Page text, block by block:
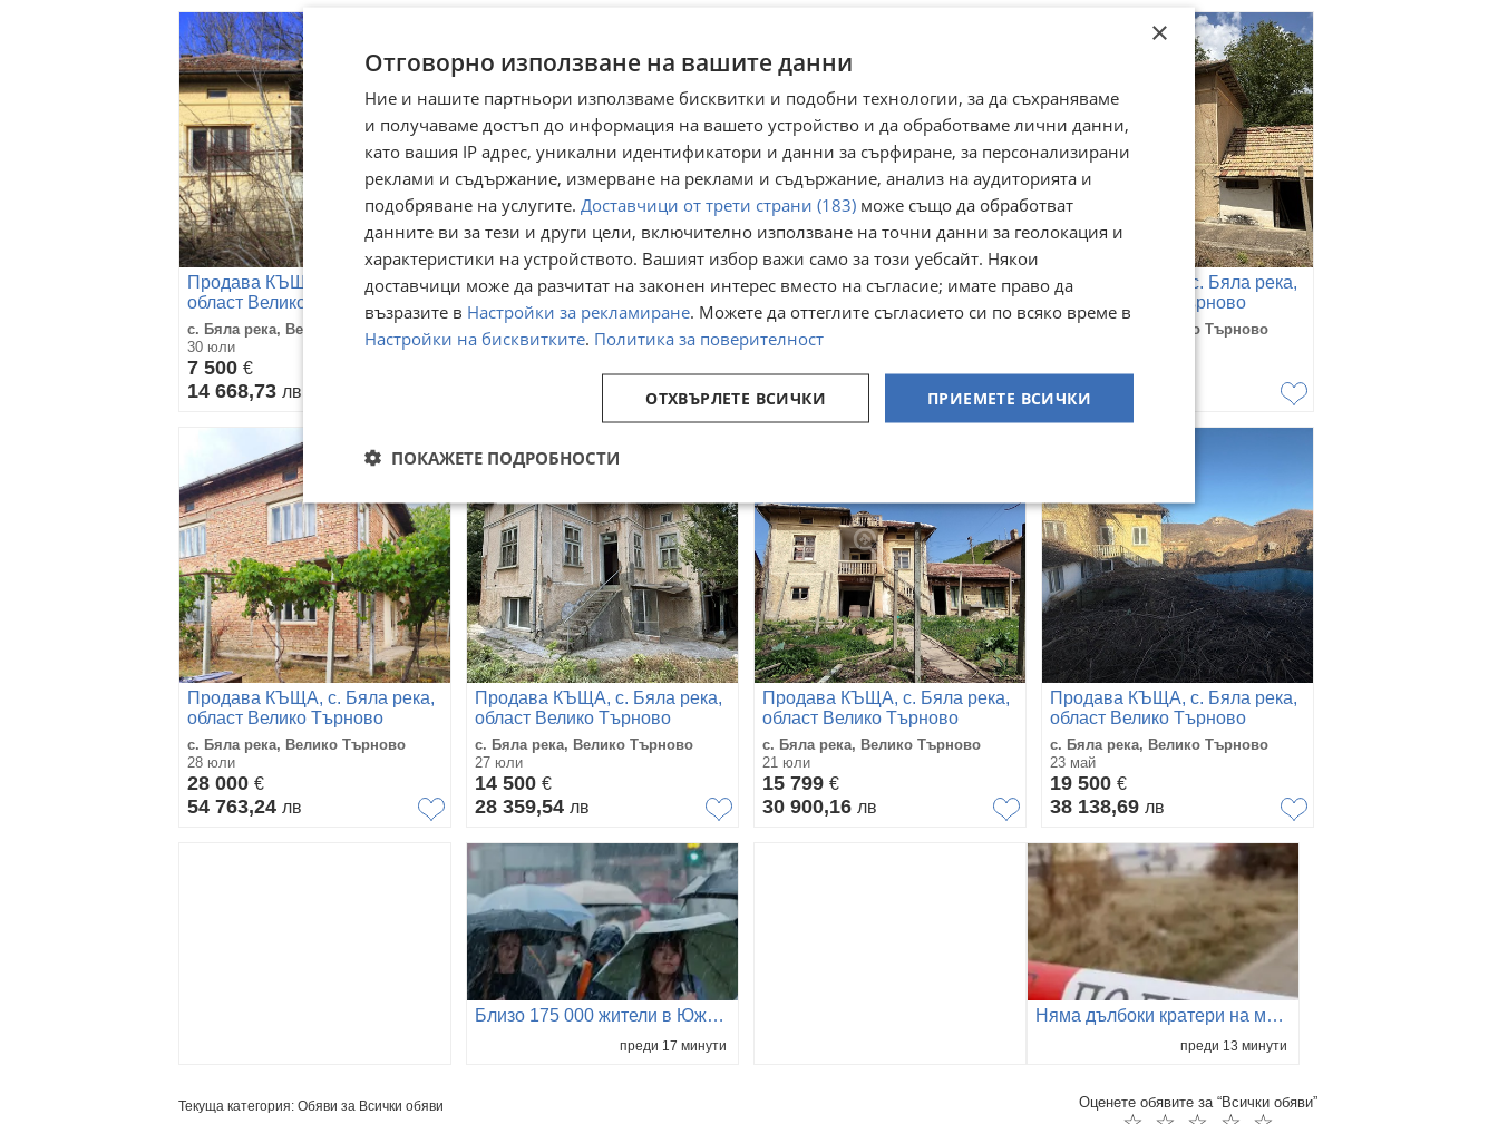
Продава КЪЩА, с. Бяла река,
област Велико Търново
с. Бяла река, Велико Търново
30 юли
7 500 €
14 668,73 лв
Продава КЪЩА, с. Бяла река,
област Велико Търново
с. Бяла река, Велико Търново
30 юли
Продава КЪЩА, с. Бяла река,
29 юли
7 000
13 690,81
Продава КЪЩА, с. Бяла река,
област Велико Търново
с. Бяла река, Велико Търново
22 000
43 028,26
Продава КЪЩА, с. Бяла река,
област Велико Търново
с. Бяла река, Велико Търново
28 юли
28 000 €
54 763,24 лв
Продава КЪЩА, с. Бяла река,
област Велико Търново
с. Бяла река, Велико Търново
27 юли
14 500 €
28 359,54 лв
Продава КЪЩА, с. Бяла река,
област Велико Търново
с. Бяла река, Велико Търново
21 юли
15 799 €
30 900,16 лв
Продава КЪЩА, с. Бяла река,
област Велико Търново
с. Бяла река, Велико Търново
23 май
19 500 €
38 138,69 лв
Близо 175 000 жители в Южна Япония са евакуирани
преди 17 минути
Няма дълбоки кратери на мястото на взрива на дрона край Кардам
преди 13 минути
Текуща категория: Обяви за Всички обяви Оценете обявите за “Всички обяви”
×
Отговорно използване на вашите данни
Ние и нашите партньори използваме бисквитки и подобни технологии, за да съхраняваме
и получаваме достъп до информация на вашето устройство и да обработваме лични данни,
като вашия IP адрес, уникални идентификатори и данни за сърфиране, за персонализирани
реклами и съдържание, измерване на реклами и съдържание, анализ на аудиторията и
подобряване на услугите. Доставчици от трети страни (183) може също да обработват
данните ви за тези и други цели, включително използване на точни данни за геолокация и
характеристики на устройството. Вашият избор важи само за този уебсайт. Някои
доставчици може да разчитат на законен интерес вместо на съгласие; имате право да
възразите в Настройки за рекламиране. Можете да оттеглите съгласието си по всяко време в
Настройки на бисквитките. Политика за поверителност
ПРИЕМЕТЕ ВСИЧКИ
ОТХВЪРЛЕТЕ ВСИЧКИ
ПОКАЖЕТЕ ПОДРОБНОСТИ